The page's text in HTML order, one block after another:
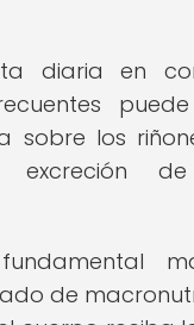
diaria en
sobre los
de
de